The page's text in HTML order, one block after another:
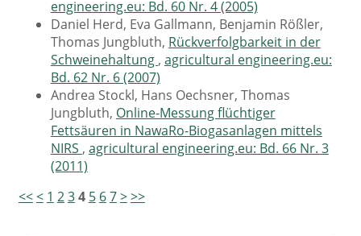
engineering.eu: Bd. 60 Nr. 4 (2005)
Daniel Herd, Eva Gallmann, Benjamin Rößler,
Thomas Jungbluth, Rückverfolgbarkeit in der
Schweinehaltung , agricultural engineering.eu:
Bd. 62 Nr. 6 (2007)
Andrea Stockl, Hans Oechsner, Thomas
Jungbluth, Online-Messung flüchtiger
Fettsäuren in NawaRo-Biogasanlagen mittels
NIRS , agricultural engineering.eu: Bd. 66 Nr. 3
(2011)
<<< 1 234 5 67>>>